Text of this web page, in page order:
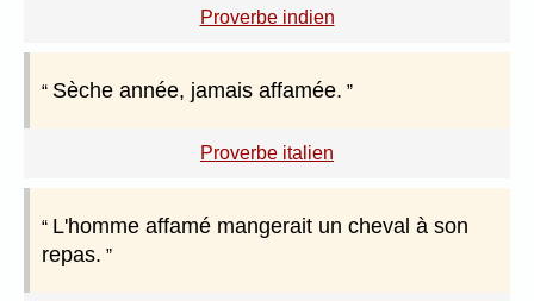
Proverbe indien
Sèche année, jamais affamée.
Proverbe italien
L'homme affamé mangerait un cheval à son
repas.